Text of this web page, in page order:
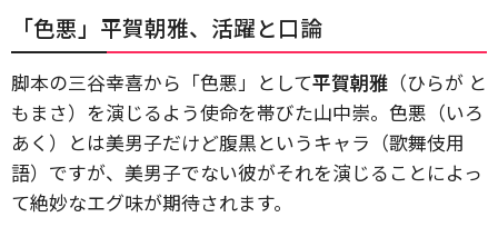
「色悪」平賀朝雅、活躍と口論
脚本の三谷幸喜から「色悪」として平賀朝雅 （ひらが と
もまさ）を演じるよう使命を帯びた山中崇。色悪（いろ
あく）とは美男子だけど腹黒というキャラ（歌舞伎用
語）ですが、美男子でない彼がそれを演じることによっ
て絶妙なエグ味が期待されます。